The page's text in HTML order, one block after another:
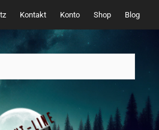
Kontakt Konto Shop Blog